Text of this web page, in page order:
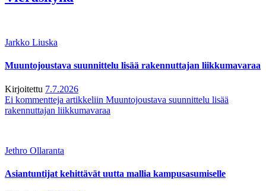
Jarkko Liuska
Muuntojoustava suunnittelu lisää rakennuttajan liikkumavaraa
Kirjoitettu 7.7.2026
Ei kommentteja artikkeliin Muuntojoustava suunnittelu lisää
rakennuttajan liikkumavaraa
Jethro Ollaranta
Asiantuntijat kehittävät uutta mallia kampusasumiselle